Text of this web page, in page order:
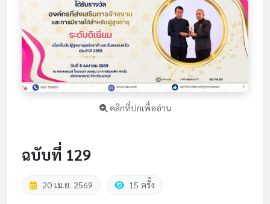
คลิกที่ปกเพื่ออ่าน
ฉบับที่ 129
20 เม.ย. 2569 15 ครั้ง